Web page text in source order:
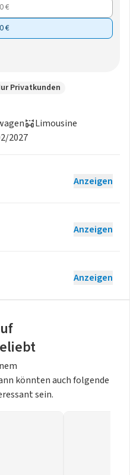
€
€
Privatkunden
Limousine
2027
Anzeigen
Anzeigen
Anzeigen
könnten auch folgende
sein.